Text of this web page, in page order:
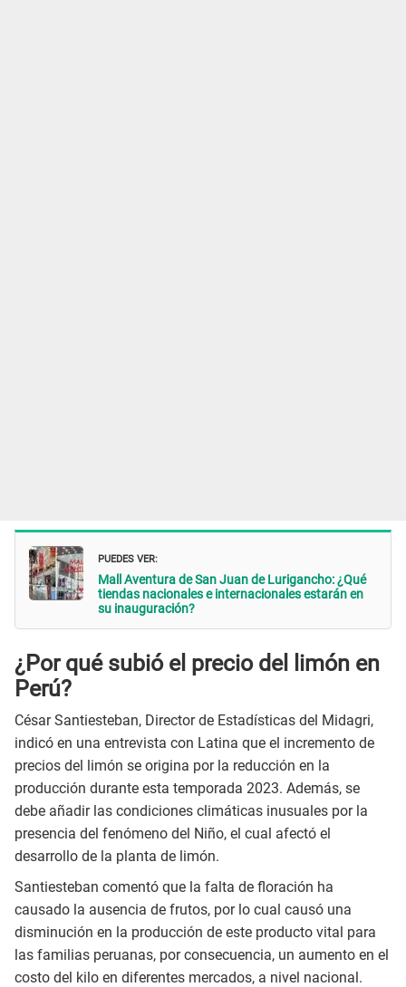
PUEDES VER:
Mall Aventura de San Juan de Lurigancho: ¿Qué
tiendas nacionales e internacionales estarán en
su inauguración?
¿Por qué subió el precio del limón en
Perú?
César Santiesteban, Director de Estadísticas del Midagri,
indicó en una entrevista con Latina que el incremento de
precios del limón se origina por la reducción en la
producción durante esta temporada 2023. Además, se
debe añadir las condiciones climáticas inusuales por la
presencia del fenómeno del Niño, el cual afectó el
desarrollo de la planta de limón.
Santiesteban comentó que la falta de floración ha
causado la ausencia de frutos, por lo cual causó una
disminución en la producción de este producto vital para
las familias peruanas, por consecuencia, un aumento en el
costo del kilo en diferentes mercados, a nivel nacional.